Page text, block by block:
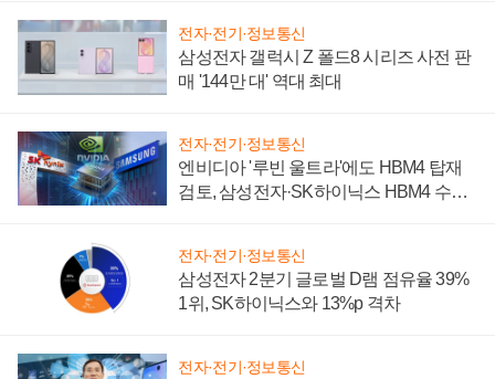
전자·전기·정보통신
삼성전자 갤럭시 Z 폴드8 시리즈 사전 판
매 '144만 대' 역대 최대
전자·전기·정보통신
엔비디아 '루빈 울트라'에도 HBM4 탑재
검토, 삼성전자·SK하이닉스 HBM4 수율
전자·전기·정보통신
삼성전자 2분기 글로벌 D램 점유율 39%
1위, SK하이닉스와 13%p 격차
전자·전기·정보통신